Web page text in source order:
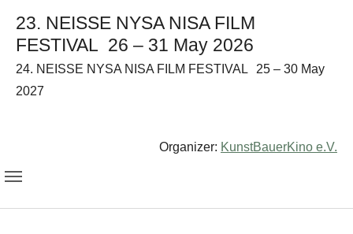
23. NEISSE NYSA NISA FILM
FESTIVAL 26 – 31 May 2026
24. NEISSE NYSA NISA FILM FESTIVAL
25 – 30 May
2027
Organizer: KunstBauerKino e.V.